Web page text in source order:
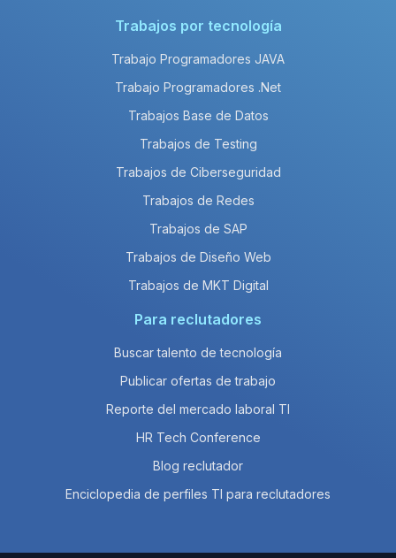
Trabajos por tecnología
Trabajo Programadores JAVA
Trabajo Programadores .Net
Trabajos Base de Datos
Trabajos de Testing
Trabajos de Ciberseguridad
Trabajos de Redes
Trabajos de SAP
Trabajos de Diseño Web
Trabajos de MKT Digital
Para reclutadores
Buscar talento de tecnología
Publicar ofertas de trabajo
Reporte del mercado laboral TI
HR Tech Conference
Blog reclutador
Enciclopedia de perfiles TI para reclutadores